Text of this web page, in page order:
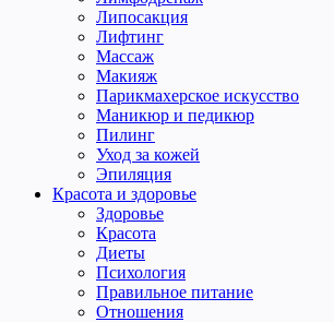
Липосакция
Лифтинг
Массаж
Макияж
Парикмахерское искусство
Маникюр и педикюр
Пилинг
Уход за кожей
Эпиляция
Красота и здоровье
Здоровье
Красота
Диеты
Психология
Правильное питание
Отношения